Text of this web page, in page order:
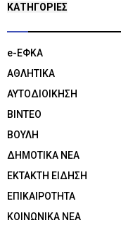
KΑΤΗΓΟΡΊΕΣ
e-ΕΦΚΑ
ΑΘΛΗΤΙΚΑ
ΑΥΤΟΔΙΟΙΚΗΣΗ
ΒΙΝΤΕΟ
ΒΟΥΛΗ
ΔΗΜΟΤΙΚΑ ΝΕΑ
ΕΚΤΑΚΤΗ ΕΙΔΗΣΗ
ΕΠΙΚΑΙΡΟΤΗΤΑ
ΚΟΙΝΩΝΙΚΑ ΝΕΑ